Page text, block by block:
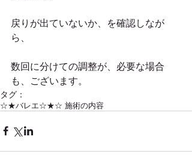
戻りが出ていないか、を確認しなが
ら、
数回に分けての調整が、必要な場合
も、ございます。
タグ：
☆★バレエ☆★☆ 施術の内容